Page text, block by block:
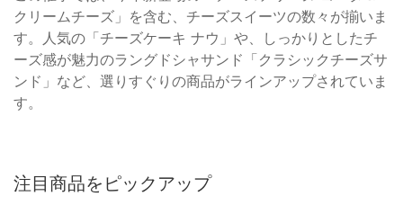
クリームチーズ」を含む、チーズスイーツの数々が揃いま
す。人気の「チーズケーキ ナウ」や、しっかりとしたチ
ーズ感が魅力のラングドシャサンド「クラシックチーズサ
ンド」など、選りすぐりの商品がラインアップされていま
す。
注目商品をピックアップ